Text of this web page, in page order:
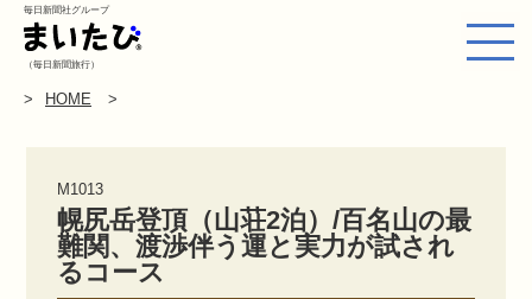
毎日新聞社グループ
（毎日新聞旅行）
HOME
M1013
幌尻岳登頂（山荘2泊）/百名山の最
難関、渡渉伴う運と実力が試され
るコース